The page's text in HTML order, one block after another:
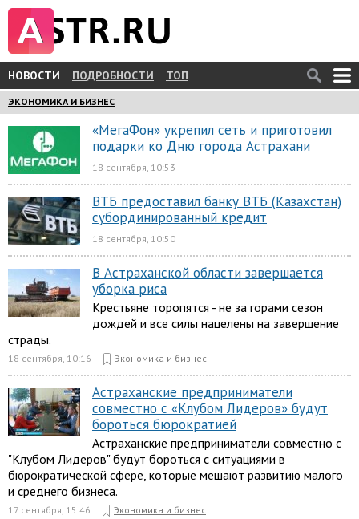
НОВОСТИ ПОДРОБНОСТИ ТОП
ЭКОНОМИКА И БИЗНЕС
«МегаФон» укрепил сеть и приготовил
подарки ко Дню города Астрахани
18 сентября, 10:53
ВТБ предоставил банку ВТБ (Казахстан)
субординированный кредит
18 сентября, 10:50
В Астраханской области завершается
уборка риса
Крестьяне торопятся - не за горами сезон
дождей и все силы нацелены на завершение
страды.
18 сентября, 10:16 Экономика и бизнес
Астраханские предприниматели
совместно с «Клубом Лидеров» будут
бороться бюрократией
Астраханские предприниматели совместно с
"Клубом Лидеров" будут бороться с ситуациями в
бюрократической сфере, которые мешают развитию малого
и среднего бизнеса.
17 сентября, 15:46 Экономика и бизнес